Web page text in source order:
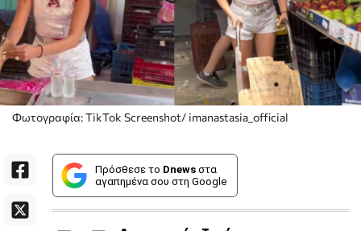
Φωτογραφία: TikTok Screenshot/ imanastasia_official
Πρόσθεσε το Dnews στα
αγαπημένα σου στη Google